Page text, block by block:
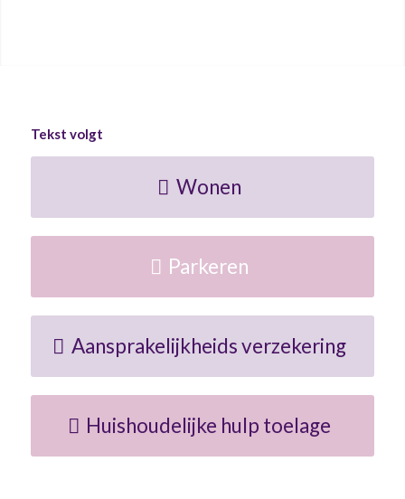
Tekst volgt
Wonen
Parkeren
Aansprakelijkheids verzekering
Huishoudelijke hulp toelage